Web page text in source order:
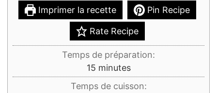
Imprimer la recette Pin Recipe
Rate Recipe
Temps de préparation:
15minutes
minutes
Temps de cuisson: